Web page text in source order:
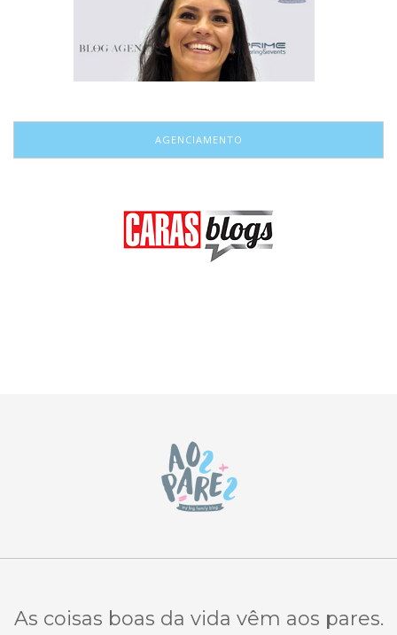
AGENCIAMENTO
As coisas boas da vida vêm aos pares.